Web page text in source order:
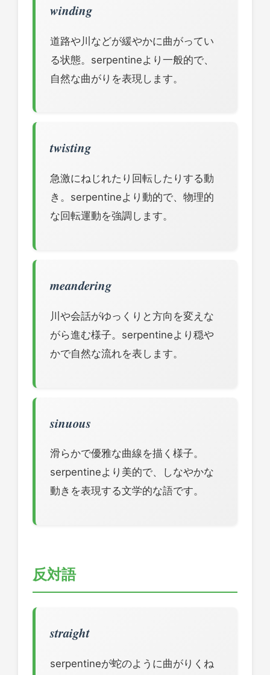
winding
道路や川などが緩やかに曲がってい
る状態。serpentineより一般的で、
自然な曲がりを表現します。
twisting
急激にねじれたり回転したりする動
き。serpentineより動的で、物理的
な回転運動を強調します。
meandering
川や会話がゆっくりと方向を変えな
がら進む様子。serpentineより穏や
かで自然な流れを表します。
sinuous
滑らかで優雅な曲線を描く様子。
serpentineより美的で、しなやかな
動きを表現する文学的な語です。
反対語
straight
serpentineが蛇のように曲がりくね